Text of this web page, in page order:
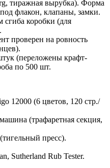
тиражная вырубка). Форма
флакон, клапаны, замки.
сгиба коробки (для
проверен на ровность
(переложены крафт-
по 500 шт.
12000 (6 цветов, 120 стр./
(трафаретная секция,
пресс).
Sutherland Rub Tester.